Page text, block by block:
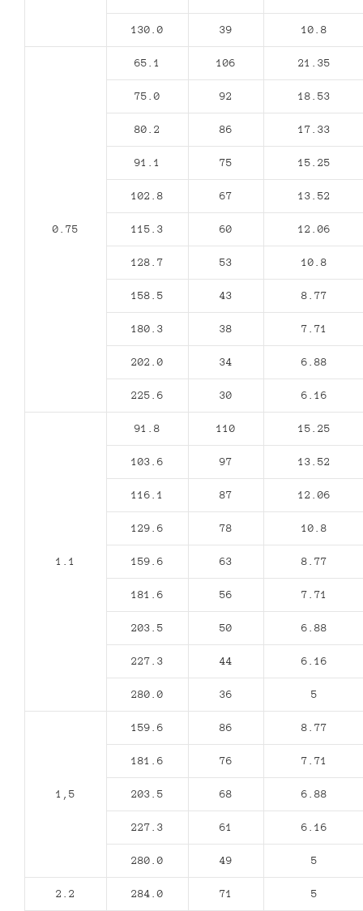
130.0 39 10.8
0.75
65.1 106 21.35
75.0 92 18.53
80.2 86 17.33
91.1 75 15.25
102.8 67 13.52
115.3 60 12.06
128.7 53 10.8
158.5 43 8.77
180.3 38 7.71
202.0 34 6.88
225.6 30 6.16
1.1
91.8 110 15.25
103.6 97 13.52
116.1 87 12.06
129.6 78 10.8
159.6 63 8.77
181.6 56 7.71
203.5 50 6.88
227.3 44 6.16
280.0 36 5
1,5
159.6 86 8.77
181.6 76 7.71
203.5 68 6.88
227.3 61 6.16
280.0 49 5
2.2 284.0 71 5